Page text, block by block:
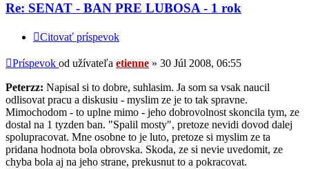
Re: SENAT - BAN PRE LUBOSA - 1 rok
Citovať príspevok
Príspevok od užívateľa etienne » 30 Júl 2008, 06:55
Peterzz: Napisal si to dobre, suhlasim. Ja som sa vsak naucil
odlisovat pracu a diskusiu - myslim ze je to tak spravne.
Mimochodom - to uplne mimo - jeho dobrovolnost skoncila tym, ze
dostal na 1 tyzden ban. "Spalil mosty", pretoze nevidi dovod dalej
spolupracovat. Mne osobne to je luto, pretoze si myslim ze ta
pridana hodnota bola obrovska. Skoda, ze si nevie uvedomit, ze
chyba bola aj na jeho strane, prekusnut to a pokracovat.